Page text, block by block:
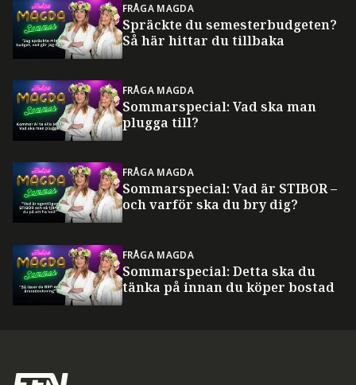
FRÅGA MAGDA
Spräckte du semesterbudgeten?
Så här hittar du tillbaka
FRÅGA MAGDA
Sommarspecial: Vad ska man
plugga till?
FRÅGA MAGDA
Sommarspecial: Vad är STIBOR –
och varför ska du bry dig?
FRÅGA MAGDA
Sommarspecial: Detta ska du
tänka på innan du köper bostad